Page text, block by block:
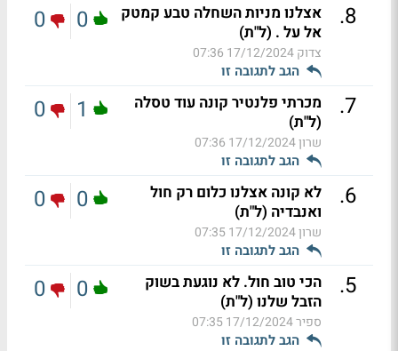
8
.
אצלנו מניות השחלה טבע קמטק
אל על . (ל"ת)
צדוק17/12/2024 07:36
הגב לתגובה זו
0
0
7
.
מכרתי פלנטיר קונה עוד טסלה
(ל"ת)
שרון17/12/2024 07:36
הגב לתגובה זו
1
0
6
.
לא קונה אצלנו כלום רק חול
ואנבדיה (ל"ת)
שרון17/12/2024 07:35
הגב לתגובה זו
0
0
5
.
הכי טוב חול. לא נוגעת בשוק
הזבל שלנו (ל"ת)
ספיר17/12/2024 07:35
הגב לתגובה זו
0
0